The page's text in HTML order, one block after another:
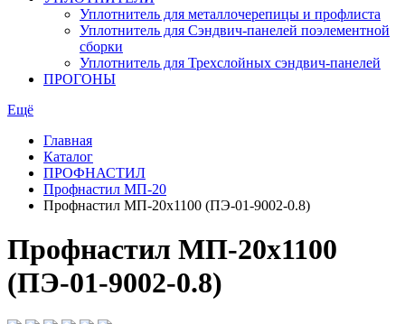
Уплотнитель для металлочерепицы и профлиста
Уплотнитель для Сэндвич-панелей поэлементной
сборки
Уплотнитель для Трехслойных сэндвич-панелей
ПРОГОНЫ
Ещё
Главная
Каталог
ПРОФНАСТИЛ
Профнастил МП-20
Профнастил МП-20х1100 (ПЭ-01-9002-0.8)
Профнастил МП-20х1100
(ПЭ-01-9002-0.8)